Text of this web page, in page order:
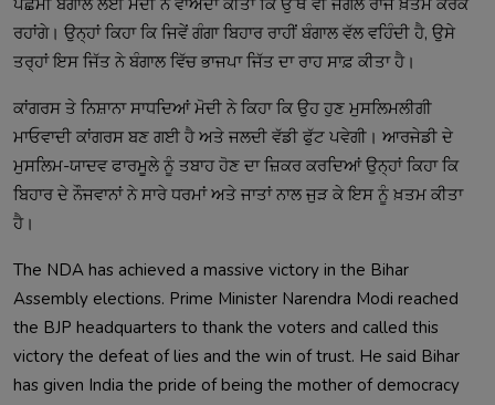
ਰਹਾਂਗੇ। ਉਨ੍ਹਾਂ ਕਿਹਾ ਕਿ ਜਿਵੇਂ ਗੰਗਾ ਬਿਹਾਰ ਰਾਹੀਂ ਬੰਗਾਲ ਵੱਲ ਵਹਿੰਦੀ ਹੈ, ਉਸੇ
ਕਾਂਗਰਸ ਤੇ ਨਿਸ਼ਾਨਾ ਸਾਧਦਿਆਂ ਮੋਦੀ ਨੇ ਕਿਹਾ ਕਿ ਉਹ ਹੁਣ ਮੁਸਲਿਮਲੀਗੀ
ਮਾਓਵਾਦੀ ਕਾਂਗਰਸ ਬਣ ਗਈ ਹੈ ਅਤੇ ਜਲਦੀ ਵੱਡੀ ਫੁੱਟ ਪਵੇਗੀ। ਆਰਜੇਡੀ ਦੇ
ਮੁਸਲਿਮ-ਯਾਦਵ ਫਾਰਮੂਲੇ ਨੂੰ ਤਬਾਹ ਹੋਣ ਦਾ ਜ਼ਿਕਰ ਕਰਦਿਆਂ ਉਨ੍ਹਾਂ ਕਿਹਾ ਕਿ
ਬਿਹਾਰ ਦੇ ਨੌਜਵਾਨਾਂ ਨੇ ਸਾਰੇ ਧਰਮਾਂ ਅਤੇ ਜਾਤਾਂ ਨਾਲ ਜੁੜ ਕੇ ਇਸ ਨੂੰ ਖ਼ਤਮ ਕੀਤਾ
The NDA has achieved a massive victory in the Bihar
Assembly elections. Prime Minister Narendra Modi reached
the BJP headquarters to thank the voters and called this
victory the defeat of lies and the win of trust. He said Bihar
has given India the pride of being the mother of democracy